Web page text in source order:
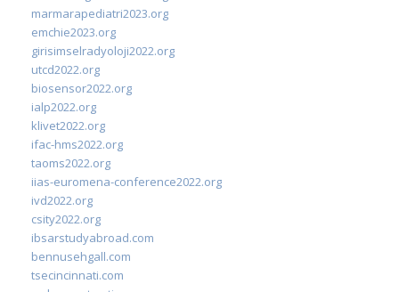
marmarapediatri2023.org
emchie2023.org
girisimselradyoloji2022.org
utcd2022.org
biosensor2022.org
ialp2022.org
klivet2022.org
ifac-hms2022.org
taoms2022.org
iias-euromena-conference2022.org
ivd2022.org
csity2022.org
ibsarstudyabroad.com
bennusehgall.com
tsecincinnati.com